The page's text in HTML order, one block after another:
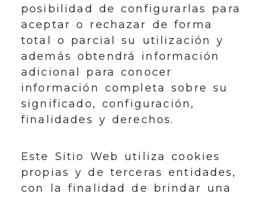
posibilidad de configurarlas para
aceptar o rechazar de forma
total o parcial su utilización y
además obtendrá información
adicional para conocer
información completa sobre su
significado, configuración,
finalidades y derechos.
Este Sitio Web utiliza cookies
propias y de terceras entidades,
con la finalidad de brindar una